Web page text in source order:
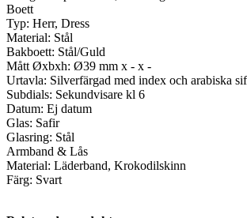
Boett
Typ: Herr, Dress
Material: Stål
Bakboett: Stål/Guld
Mått Øxbxh: Ø39 mm x - x -
Urtavla: Silverfärgad med index och arabiska
Subdials: Sekundvisare kl 6
Datum: Ej datum
Glas: Safir
Glasring: Stål
Armband & Lås
Material: Läderband, Krokodilskinn
Färg: Svart